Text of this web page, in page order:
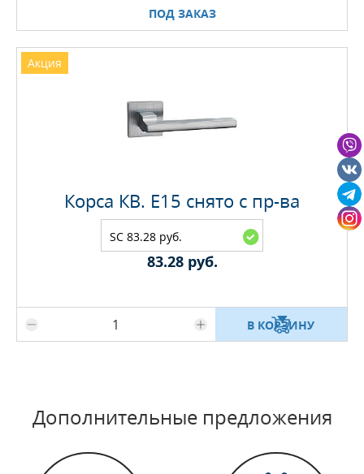
ПОД ЗАКАЗ
Акция
Корса КВ. E15 снято с пр-ва
SC 83.28 руб.
В КОРЗИНУ
83.28 руб.
Дополнительные предложения